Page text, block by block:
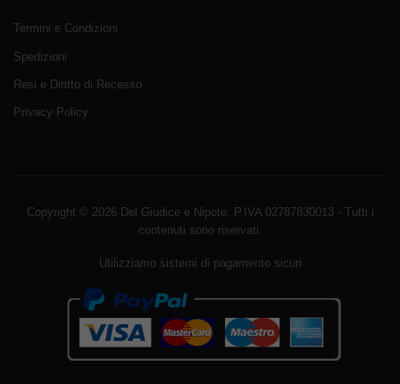
Termini e Condizioni
Spedizioni
Resi e Diritto di Recesso
Privacy Policy
Copyright © 2026 Del Giudice e Nipote. P.IVA 02787830013 - Tutti i
contenuti sono riservati.
Utilizziamo sistemi di pagamento sicuri